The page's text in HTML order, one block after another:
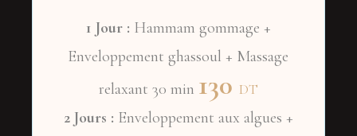
1 Jour : Hammam gommage +
Enveloppement ghassoul + Massage
relaxant 30 min 130 DT
2 Jours : Enveloppement aux algues +